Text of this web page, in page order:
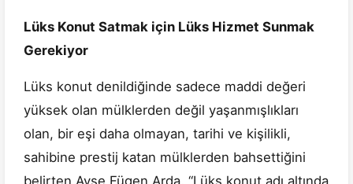
Lüks Konut Satmak için Lüks Hizmet Sunmak
Gerekiyor
Lüks konut denildiğinde sadece maddi değeri
yüksek olan mülklerden değil yaşanmışlıkları
olan, bir eşi daha olmayan, tarihi ve kişilikli,
sahibine prestij katan mülklerden bahsettiğini